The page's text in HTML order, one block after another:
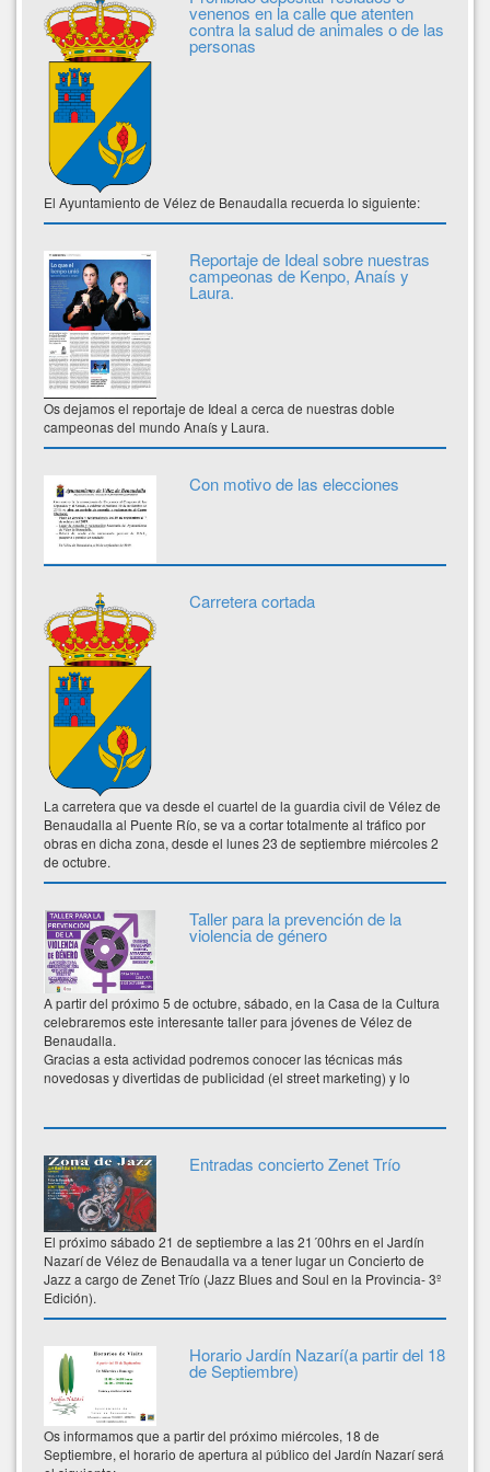
venenos en la calle que atenten
contra la salud de animales o de las
personas
El Ayuntamiento de Vélez de Benaudalla recuerda lo siguiente:
Reportaje de Ideal sobre nuestras
campeonas de Kenpo, Anaís y
Laura.
Os dejamos el reportaje de Ideal a cerca de nuestras doble
campeonas del mundo Anaís y Laura.
Con motivo de las elecciones
Carretera cortada
La carretera que va desde el cuartel de la guardia civil de Vélez de
Benaudalla al Puente Río, se va a cortar totalmente al tráfico por
obras en dicha zona, desde el lunes 23 de septiembre miércoles 2
de octubre.
Taller para la prevención de la
violencia de género
A partir del próximo 5 de octubre, sábado, en la Casa de la Cultura
celebraremos este interesante taller para jóvenes de Vélez de
Benaudalla.
Gracias a esta actividad podremos conocer las técnicas más
novedosas y divertidas de publicidad (el street marketing) y lo
Entradas concierto Zenet Trío
El próximo sábado 21 de septiembre a las 21´00hrs en el Jardín
Nazarí de Vélez de Benaudalla va a tener lugar un Concierto de
Jazz a cargo de Zenet Trío (Jazz Blues and Soul en la Provincia- 3º
Edición).
Horario Jardín Nazarí(a partir del 18
de Septiembre)
Os informamos que a partir del próximo miércoles, 18 de
Septiembre, el horario de apertura al público del Jardín Nazarí será